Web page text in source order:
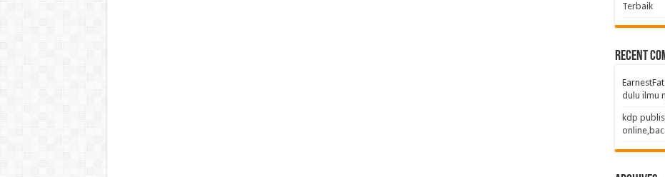
Terbaik
Recent
EarnestFat
dulu ilmu
kdp